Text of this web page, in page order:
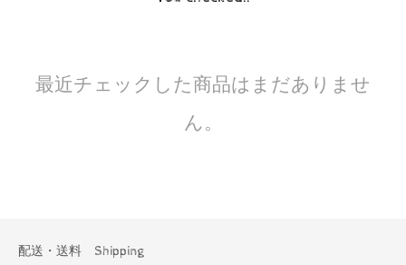
最近チェックした商品はまだありませ
ん。
配送・送料 Shipping